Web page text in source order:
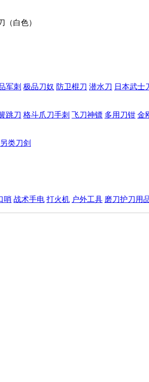
（白色）
军刺 极品刀奴 防卫棍刀 潜水刀 日本武士
跳刀 格斗爪刀手刺 飞刀神镖 多用刀钳 金
另类刀剑
哨 战术手电 打火机 户外工具 磨刀护刀用